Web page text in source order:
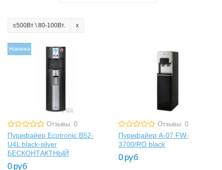
≤500Вт \ 80-100Вт.
Новинка
Отзывы: 0
Пурифайер Ecotronic B52-
U4L black-silver
БЕСКОНТАКТНЫЙ
0 руб
Отзывы: 0
Пурифайер A-07 FW-
3700/RO black
0 руб